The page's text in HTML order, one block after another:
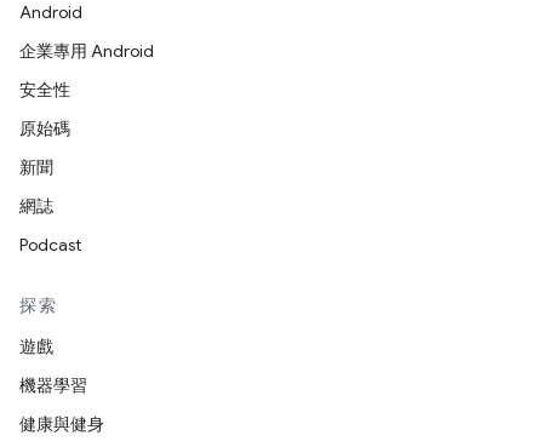
Android
企業專用 Android
安全性
原始碼
新聞
網誌
Podcast
探索
遊戲
機器學習
健康與健身